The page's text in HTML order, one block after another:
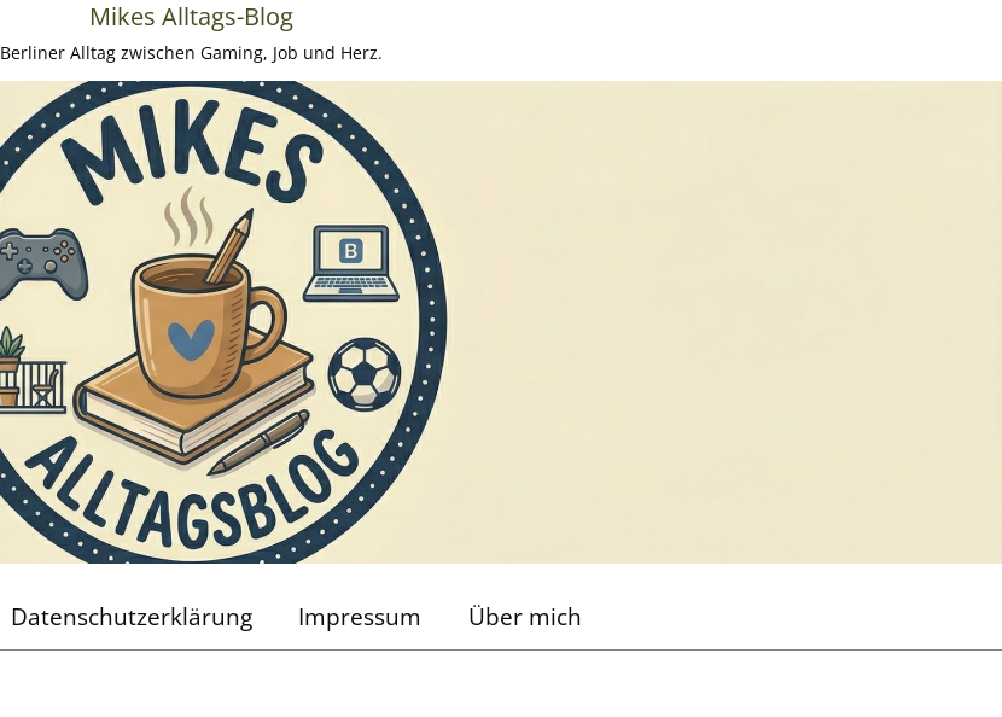
Mikes Alltags-Blog
Berliner Alltag zwischen Gaming, Job und Herz.
Datenschutzerklärung Impressum Über mich